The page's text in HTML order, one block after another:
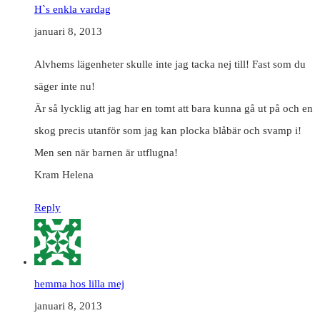
H`s enkla vardag
januari 8, 2013
Alvhems lägenheter skulle inte jag tacka nej till! Fast som du
säger inte nu!
Är så lycklig att jag har en tomt att bara kunna gå ut på och en
skog precis utanför som jag kan plocka blåbär och svamp i!
Men sen när barnen är utflugna!
Kram Helena
Reply
hemma hos lilla mej
januari 8, 2013